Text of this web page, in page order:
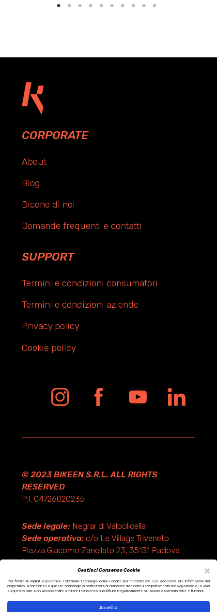
×
Gestisci Consenso Cookie
Per fornire le migliori esperienze, utilizziamo tecnologie come i cookie per memorizzare e/o accedere alle informazioni del
dispositivo. Il consenso a queste tecnologie ci permetterà di elaborare dati come il comportamento di navigazione o ID unici
su questo sito. Non acconsentire o ritirare il consenso può influire negativamente su alcune caratteristiche e funzioni.
Accetta
CORPORATE
About
Blog
Dicono di noi
Domande frequenti e contatti
SUPPORT
Termini e condizioni consumatori
Termini e condizioni aziende
Privacy policy
Cookie policy
© 2023 BIKEEN S.R.L. ALL RIGHTS
RESERVED
P.I. 04726020235
Sede legale:Negrar di Valpolicella
Sede operativa:c/o Le Village Triveneto
Piazza Giacomo Zanellato 23, 35131 Padova
(PD)
Design by KF ADV
Development by Italix.net